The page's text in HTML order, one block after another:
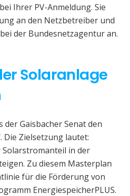
Ihrer PV-Anmeldung. Sie
an den Netzbetreiber und
der Bundesnetzagentur an.
Solaranlage
der Gaisbacher Senat den
Die Zielsetzung lautet:
Solarstromanteil in der
Zu diesem Masterplan
für die Förderung von
EnergiespeicherPLUS.